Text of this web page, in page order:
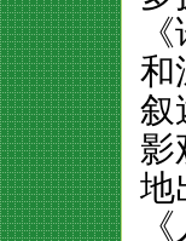
和
叙
影
地